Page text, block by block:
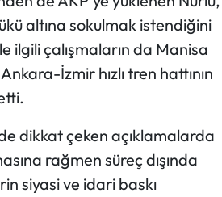
altına sokulmak istendiğini
ilgili çalışmaların da Manisa
İzmir hızlı tren hattının
de dikkat çeken açıklamalarda
rağmen süreç dışında
siyasi ve idari baskı